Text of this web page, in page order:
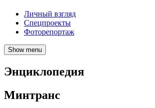
Личный взгляд
Спецпроекты
Фоторепортаж
Show menu
Энциклопедия
Минтранс